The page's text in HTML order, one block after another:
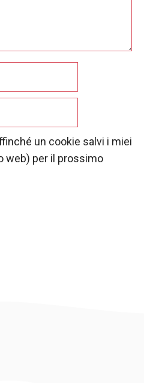
un cookie salvi i miei
web) per il prossimo